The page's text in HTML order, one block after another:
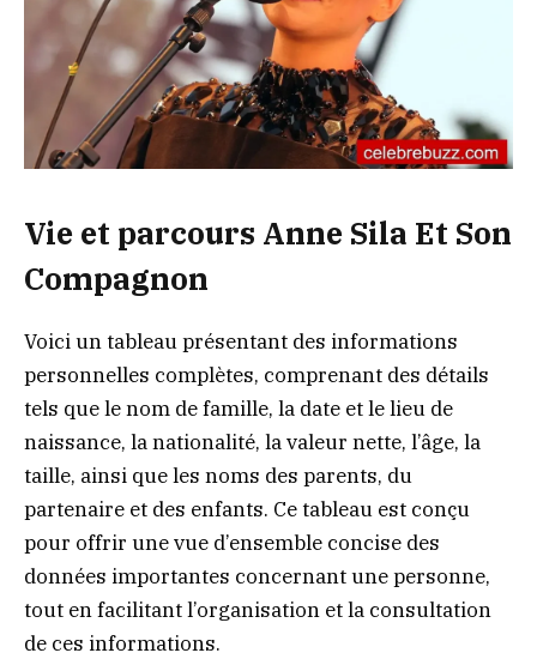
Vie et parcours Anne Sila Et Son
Compagnon
Voici un tableau présentant des informations
personnelles complètes, comprenant des détails
tels que le nom de famille, la date et le lieu de
naissance, la nationalité, la valeur nette, l’âge, la
taille, ainsi que les noms des parents, du
partenaire et des enfants. Ce tableau est conçu
pour offrir une vue d’ensemble concise des
données importantes concernant une personne,
tout en facilitant l’organisation et la consultation
de ces informations.